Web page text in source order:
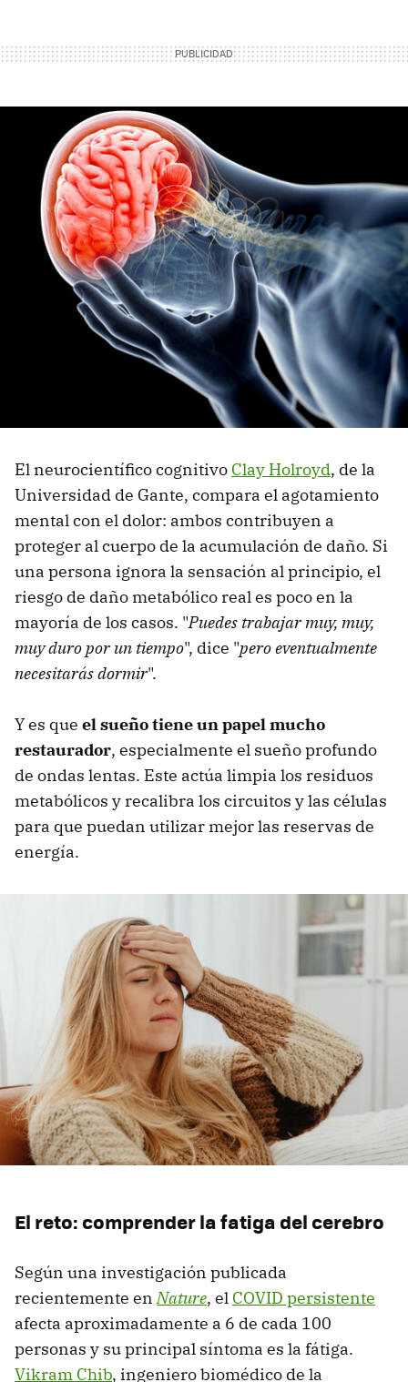
El neurocientífico cognitivo Clay Holroyd, de la
Universidad de Gante, compara el agotamiento
mental con el dolor: ambos contribuyen a
proteger al cuerpo de la acumulación de daño. Si
una persona ignora la sensación al principio, el
riesgo de daño metabólico real es poco en la
mayoría de los casos. "Puedes trabajar muy, muy,
muy duro por un tiempo", dice "pero eventualmente
necesitarás dormir".
Y es que el sueño tiene un papel mucho
restaurador, especialmente el sueño profundo
de ondas lentas. Este actúa limpia los residuos
metabólicos y recalibra los circuitos y las células
para que puedan utilizar mejor las reservas de
energía.
El reto: comprender la fatiga del cerebro
Según una investigación publicada
recientemente enNature, el COVID persistente
afecta aproximadamente a 6 de cada 100
personas y su principal síntoma es la fátiga.
Vikram Chib, ingeniero biomédico de la